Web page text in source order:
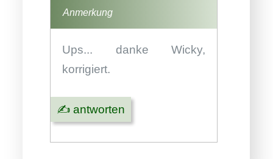
Anmerkung
Ups... danke Wicky,
korrigiert.
✍️ antworten